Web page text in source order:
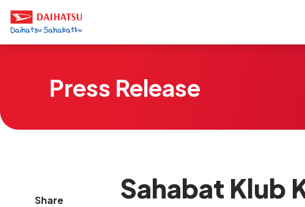
Press Release
Share
Sahabat Klub